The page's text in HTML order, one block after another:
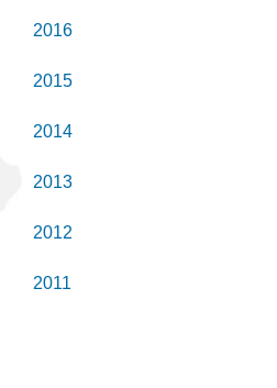
2016
2015
2014
2013
2012
2011